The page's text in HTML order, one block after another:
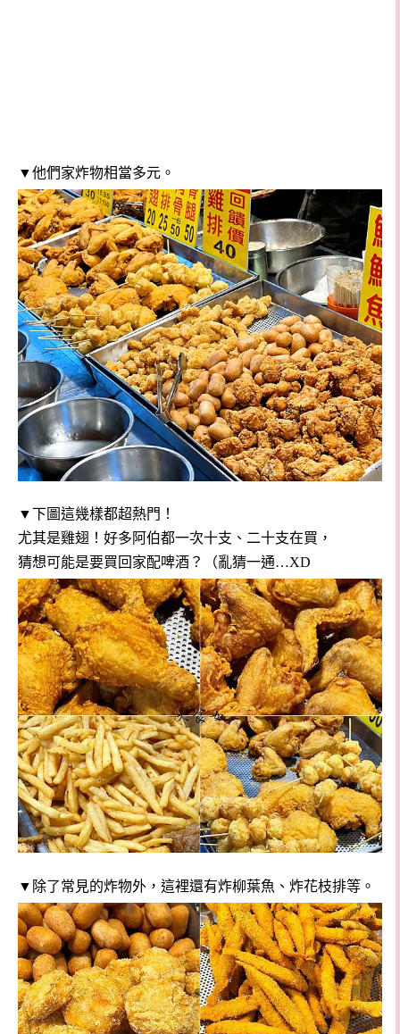
▼他們家炸物相當多元。
▼下圖這幾樣都超熱門！
尤其是雞翅！好多阿伯都一次十支、二十支在買，
猜想可能是要買回家配啤酒？（亂猜一通…XD
▼除了常見的炸物外，這裡還有炸柳葉魚、炸花枝排等。